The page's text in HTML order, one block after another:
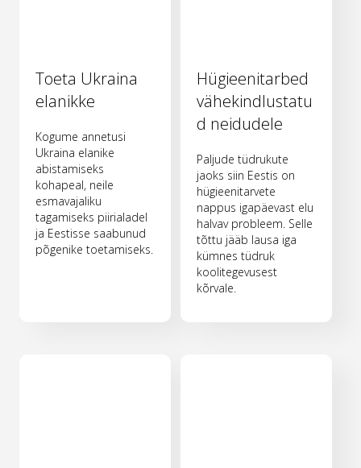
Toeta Ukraina
elanikke
Kogume annetusi
Ukraina elanike
abistamiseks
kohapeal, neile
esmavajaliku
tagamiseks piirialadel
ja Eestisse saabunud
põgenike toetamiseks.
Hügieenitarbed
vähekindlustatu
d neidudele
Paljude tüdrukute
jaoks siin Eestis on
hügieenitarvete
nappus igapäevast elu
halvav probleem. Selle
tõttu jääb lausa iga
kümnes tüdruk
koolitegevusest
kõrvale.